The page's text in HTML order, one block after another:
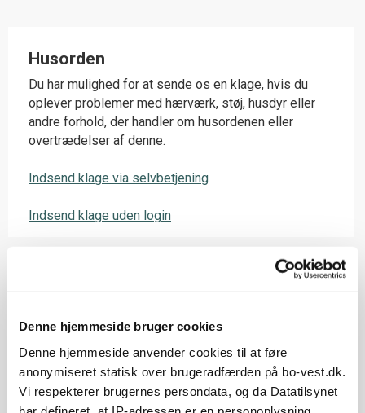
Denne hjemmeside bruger cookies
Denne hjemmeside anvender cookies til at føre
anonymiseret statisk over brugeradfærden på bo-vest.dk.
Vi respekterer brugernes persondata, og da Datatilsynet
Husorden
Du har mulighed for at sende os en klage, hvis du
oplever problemer med hærværk, støj, husdyr eller
andre forhold, der handler om husordenen eller
overtrædelser af denne.
Indsend klage via selvbetjening
Indsend klage uden login
uenig i dit flytteregnskab/flytteopgørelse. Vi
anbefaler, at du venter med at klage, til du har
modtaget din endelige flytteopgørelse, selvom du
har fået foretaget flyttesyn.